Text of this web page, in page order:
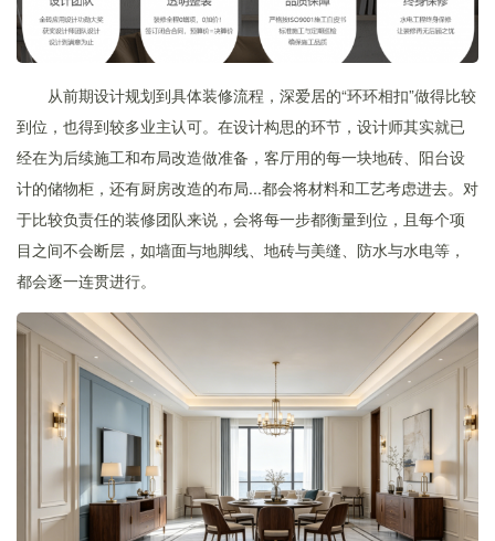
从前期设计规划到具体装修流程，深爱居的“环环相扣”做得比较
到位，也得到较多业主认可。在设计构思的环节，设计师其实就已
经在为后续施工和布局改造做准备，客厅用的每一块地砖、阳台设
计的储物柜，还有厨房改造的布局...都会将材料和工艺考虑进去。对
于比较负责任的装修团队来说，会将每一步都衡量到位，且每个项
目之间不会断层，如墙面与地脚线、地砖与美缝、防水与水电等，
都会逐一连贯进行。